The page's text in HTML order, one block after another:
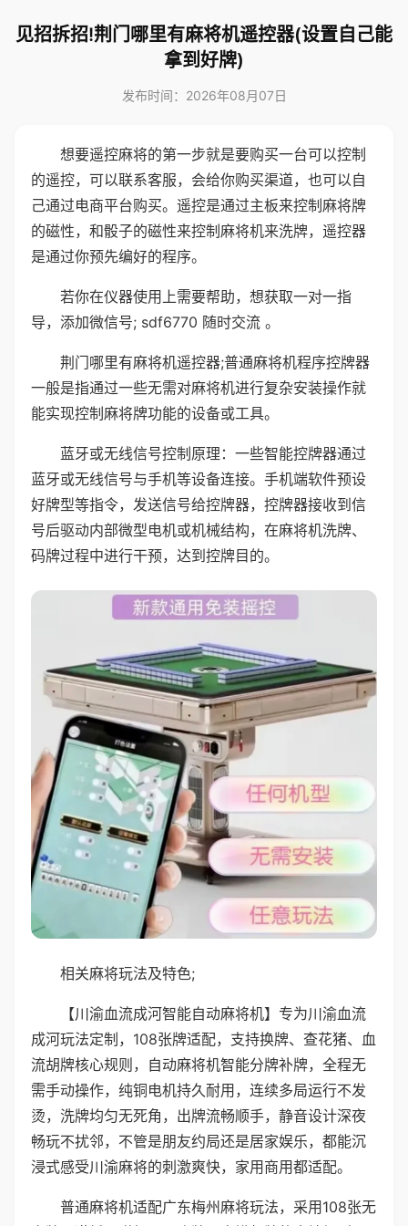
见招拆招!荆门哪里有麻将机遥控器(设置自己能
拿到好牌)
发布时间：2026年08月07日
想要遥控麻将的第一步就是要购买一台可以控制
的遥控，可以联系客服，会给你购买渠道，也可以自
己通过电商平台购买。遥控是通过主板来控制麻将牌
的磁性，和骰子的磁性来控制麻将机来洗牌，遥控器
是通过你预先编好的程序。
若你在仪器使用上需要帮助，想获取一对一指
导，添加微信号; sdf6770 随时交流 。
荆门哪里有麻将机遥控器;普通麻将机程序控牌器
一般是指通过一些无需对麻将机进行复杂安装操作就
能实现控制麻将牌功能的设备或工具。
蓝牙或无线信号控制原理：一些智能控牌器通过
蓝牙或无线信号与手机等设备连接。手机端软件预设
好牌型等指令，发送信号给控牌器，控牌器接收到信
号后驱动内部微型电机或机械结构，在麻将机洗牌、
码牌过程中进行干预，达到控牌目的。
相关麻将玩法及特色;
【川渝血流成河智能自动麻将机】专为川渝血流
成河玩法定制，108张牌适配，支持换牌、查花猪、血
流胡牌核心规则，自动麻将机智能分牌补牌，全程无
需手动操作，纯铜电机持久耐用，连续多局运行不发
烫，洗牌均匀无死角，出牌流畅顺手，静音设计深夜
畅玩不扰邻，不管是朋友约局还是居家娱乐，都能沉
浸式感受川渝麻将的刺激爽快，家用商用都适配。
普通麻将机适配广东梅州麻将玩法，采用108张无